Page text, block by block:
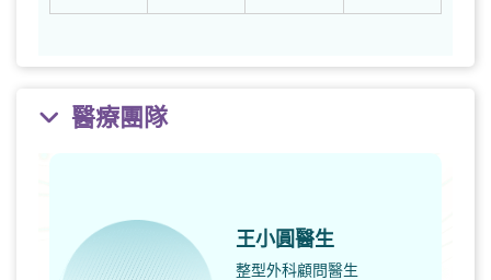
醫療團隊
王小圓醫生
整型外科顧問醫生